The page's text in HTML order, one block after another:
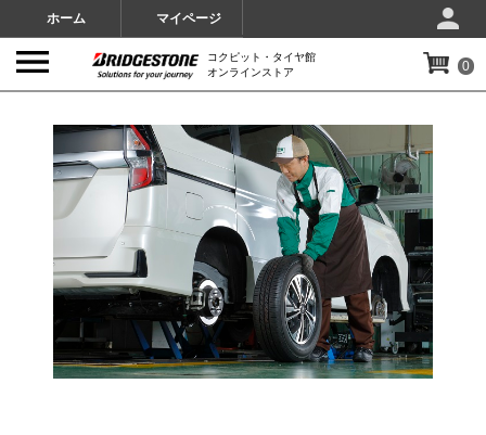
ホーム マイページ
コクピット・タイヤ館
オンラインストア
0